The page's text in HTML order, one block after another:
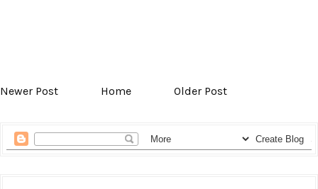
Newer Post Home Older Post